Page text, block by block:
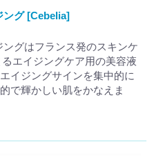
ング [Cebelia]
グはフランス発のスキンケ
エイジングケア用の美容液
イジングサインを集中的に
で輝かしい肌をかなえま